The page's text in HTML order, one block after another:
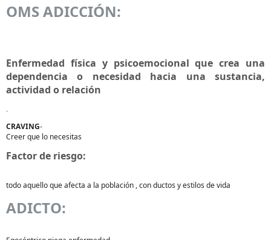
OMS ADICCIÓN:
Enfermedad física y psicoemocional que crea una
dependencia o necesidad hacia una sustancia,
actividad o relación
.
CRAVING-
Creer que lo necesitas
Factor de riesgo:
todo aquello que afecta a la población , con ductos y estilos de vida
ADICTO: